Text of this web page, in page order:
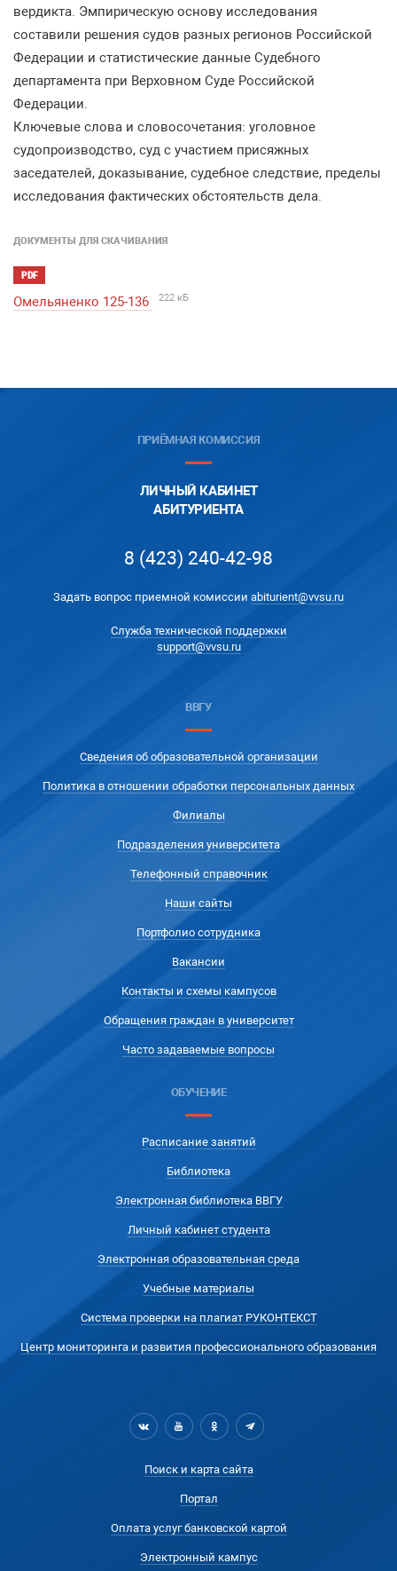
вердикта. Эмпирическую основу исследования
составили решения судов разных регионов Российской
Федерации и статистические данные Судебного
департамента при Верховном Суде Российской
Федерации.
Ключевые слова и словосочетания: уголовное
судопроизводство, суд с участием присяжных
заседателей, доказывание, судебное следствие, пределы
исследования фактических обстоятельств дела.
ДОКУМЕНТЫ ДЛЯ СКАЧИВАНИЯ
PDF
Омельяненко 125-136 222 кБ
ПРИЁМНАЯ КОМИССИЯ
ЛИЧНЫЙ КАБИНЕТ
АБИТУРИЕНТА
8 (423) 240-42-98
Задать вопрос приемной комиссии abiturient@vvsu.ru
Служба технической поддержки
support@vvsu.ru
ВВГУ
Сведения об образовательной организации
Политика в отношении обработки персональных данных
Филиалы
Подразделения университета
Телефонный справочник
Наши сайты
Портфолио сотрудника
Вакансии
Контакты и схемы кампусов
Обращения граждан в университет
Часто задаваемые вопросы
ОБУЧЕНИЕ
Расписание занятий
Библиотека
Электронная библиотека ВВГУ
Личный кабинет студента
Электронная образовательная среда
Учебные материалы
Система проверки на плагиат РУКОНТЕКСТ
Центр мониторинга и развития профессионального образования
Поиск и карта сайта
Портал
Оплата услуг банковской картой
Электронный кампус